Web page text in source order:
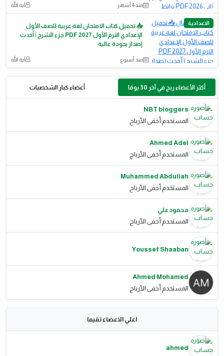
منذ 4 أشهر آية الله
الاعدادية
📥 تحميل كتاب الامتحان لغة عربية للصف الأول
الإعدادي الترم الأول 2027 PDF جزء الشرح | أحدث
إصدار بجودة عالية
منذ أسبوع آية الله
أكثر الأعضاء ربح في آخر 30 يومًا أعضاء كبار الشخصيات
NBT bloggers
المستخدم أخفى الأرباح
Ahmed Adel
المستخدم أخفى الأرباح
Muhammed Abdullah
المستخدم أخفى الأرباح
محمود علي
المستخدم أخفى الأرباح
Youssef Shaaban
Ahmed Mohamed
المستخدم أخفى الأرباح
اعلي الاعضاء تقيما
ahmed